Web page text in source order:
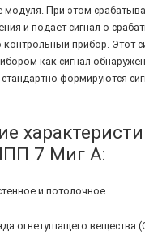
модуля. При этом
и подает сигнал о
прибор. Этот
как сигнал
формируются
7 Миг А:
и потолочное
огнетушащего вещества